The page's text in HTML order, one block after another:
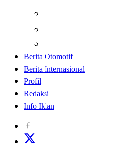
Berita Otomotif
Berita Internasional
Profil
Redaksi
Info Iklan